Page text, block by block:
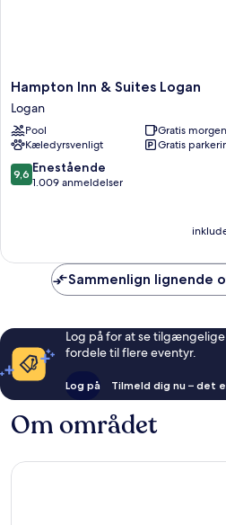
Hampton
Inn
&
Suites
Logan
Logan
Hampton Inn & Suites Logan
Logan
Pool
Gratis
Kæledyrsvenligt
Gratis
9.6
ud
anmeldelser
9,6 Enestående
1.009 anmeldelser
Sammenlign lignende
Log på for at se
fordele til flere eventyr.
Log på Tilmeld dig nu – det
Om området